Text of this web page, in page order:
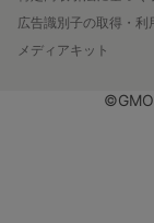
広告識別子の取得・利
メディアキット